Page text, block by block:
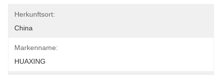
Herkunftsort:
China
Markenname:
HUAXING